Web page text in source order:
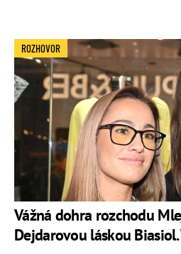
Vážná dohra rozchodu
Dejdarovou láskou
ROZHOVOR